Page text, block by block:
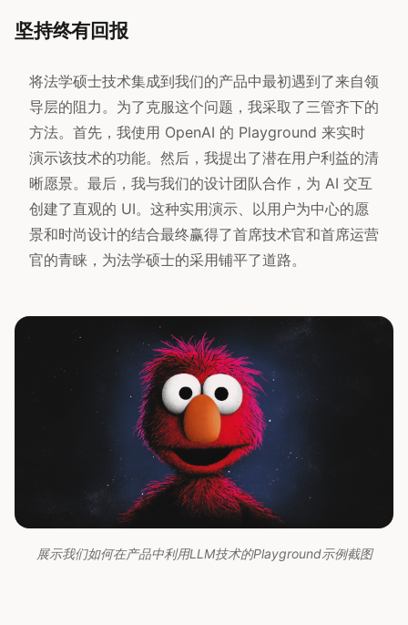
坚持终有回报
将法学硕士技术集成到我们的产品中最初遇到了来自领
导层的阻力。为了克服这个问题，我采取了三管齐下的
方法。首先，我使用 OpenAI 的 Playground 来实时
演示该技术的功能。然后，我提出了潜在用户利益的清
晰愿景。最后，我与我们的设计团队合作，为 AI 交互
创建了直观的 UI。这种实用演示、以用户为中心的愿
景和时尚设计的结合最终赢得了首席技术官和首席运营
官的青睐，为法学硕士的采用铺平了道路。
展示我们如何在产品中利用LLM技术的Playground示例截图